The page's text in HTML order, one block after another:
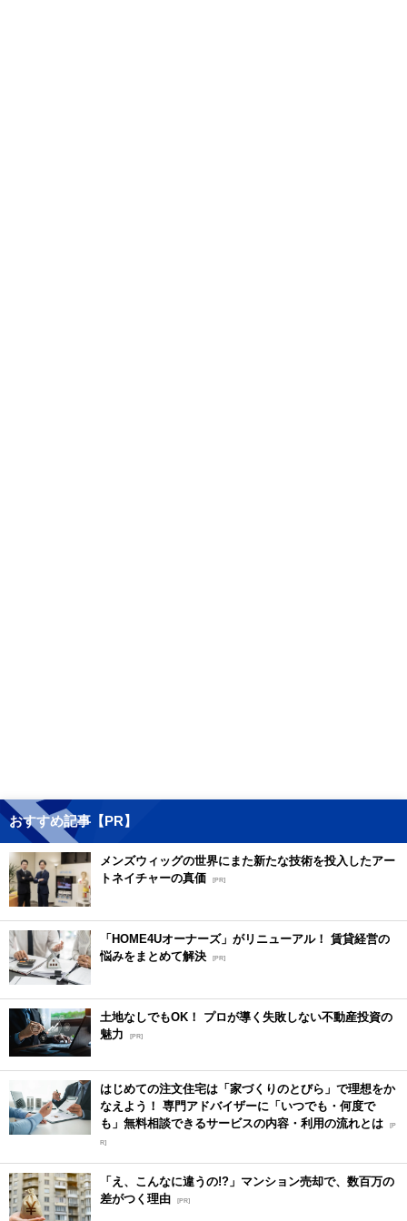
おすすめ記事【PR】
メンズウィッグの世界にまた新たな技術を投入したアー
トネイチャーの真価 [PR]
「HOME4Uオーナーズ」がリニューアル！ 賃貸経営の
悩みをまとめて解決 [PR]
土地なしでもOK！ プロが導く失敗しない不動産投資の
魅力
[PR]
はじめての注文住宅は「家づくりのとびら」で理想をか
なえよう！ 専門アドバイザーに「いつでも・何度で
も」無料相談できるサービスの内容・利用の流れとは [P
R]
「え、こんなに違うの!?」マンション売却で、数百万の
差がつく理由 [PR]